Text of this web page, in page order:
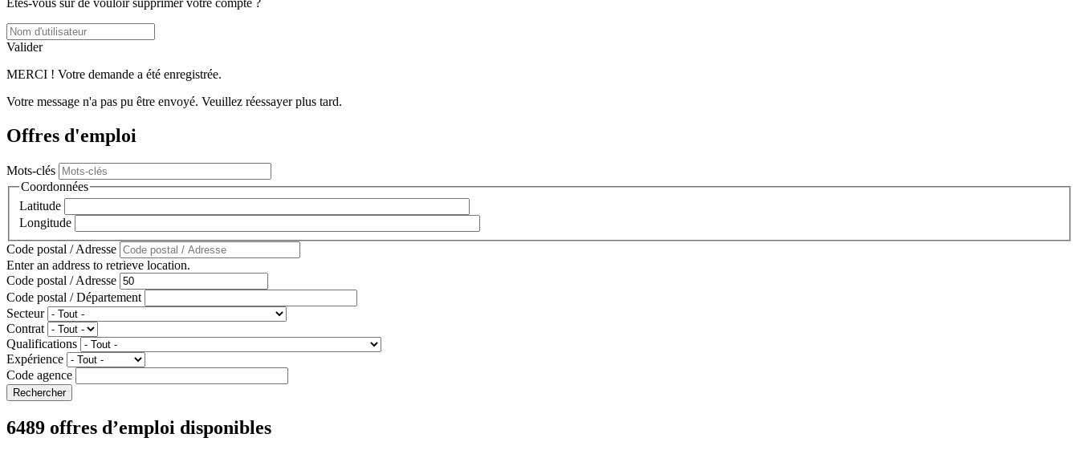
Valider
MERCI ! Votre demande a été enregistrée.
Votre message n'a pas pu être envoyé. Veuillez réessayer plus tard.
Offres d'emploi
Mots-clés
Coordonnées
Latitude
Longitude
Code postal / Adresse
Enter an address to retrieve location.
Code postal / Adresse
Code postal / Département
Secteur
Contrat
Qualifications
Expérience
Code agence
6489 offres d’emploi disponibles